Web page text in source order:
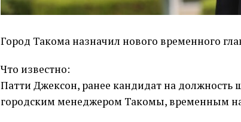
Город Такома назначил нового временного
Что известно:
Патти Джексон, ранее кандидат на должность
городским менеджером Такомы, временным